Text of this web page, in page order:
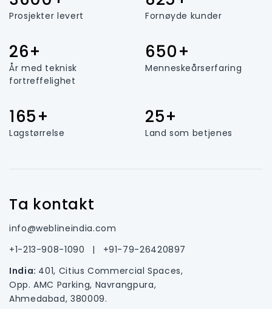
Prosjekter levert Fornøyde kunder
26+
År med teknisk
fortreffelighet
650+
Menneskeårserfaring
165+
Lagstørrelse
25+
Land som betjenes
Ta kontakt
info@weblineindia.com
+1-213-908-1090
|
+91-79-26420897
India: 401, Citius Commercial Spaces,
Opp. AMC Parking, Navrangpura,
Ahmedabad, 380009.